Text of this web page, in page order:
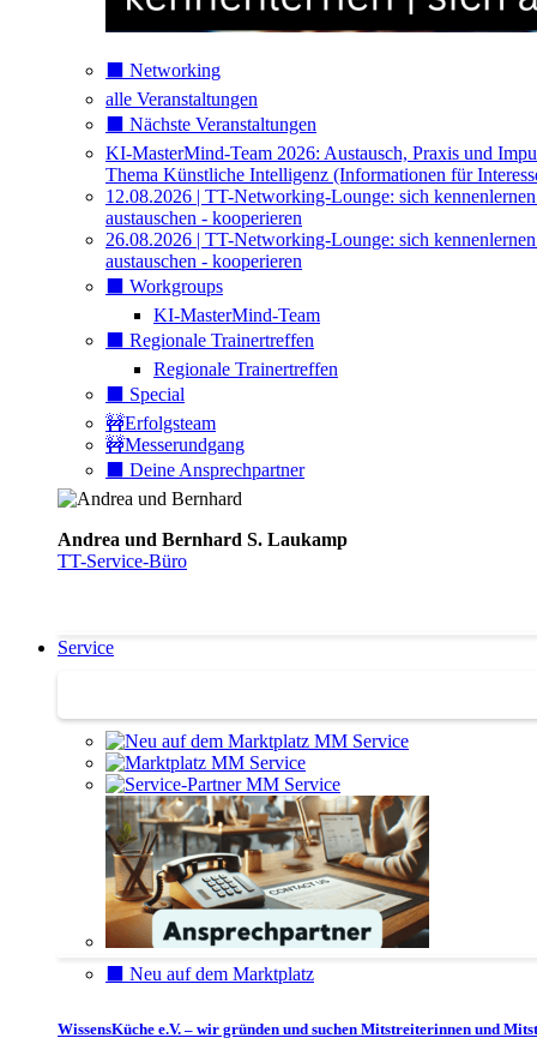
⬛️ Networking
alle Veranstaltungen
⬛️ Nächste Veranstaltungen
KI-MasterMind-Team 2026: Austausch, Praxis und
Thema Künstliche Intelligenz (Informationen für
12.08.2026 | TT-Networking-Lounge: sich
austauschen - kooperieren
26.08.2026 | TT-Networking-Lounge: sich
austauschen - kooperieren
⬛️ Workgroups
KI-MasterMind-Team
⬛️ Regionale Trainertreffen
Regionale Trainertreffen
⬛️ Special
🚧Erfolgsteam
🚧Messerundgang
⬛️ Deine Ansprechpartner
Andrea und Bernhard S. Laukamp
TT-Service-Büro
Service
⬛️ Neu auf dem Marktplatz
WissensKüche e.V. – wir gründen und suchen Mitstreiterinnen und